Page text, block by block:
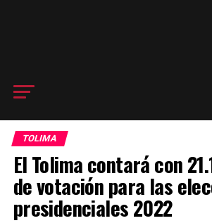
TOLIMA
El Tolima contará con
de votación para las
presidenciales 2022